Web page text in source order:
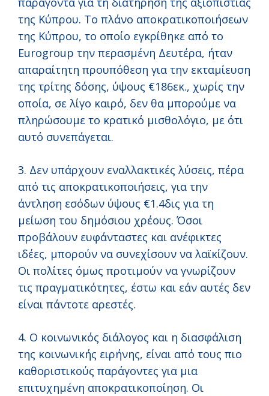
της Κύπρου. Το πλάνο αποκρατικοποιήσεων
της Κύπρου, το οποίο εγκρίθηκε από το
Eurogroup την περασμένη Δευτέρα, ήταν
απαραίτητη προυπόθεση για την εκταμίευση
της τρίτης δόσης, ύψους €186εκ., χωρίς την
οποία, σε λίγο καιρό, δεν θα μπορούμε να
πληρώσουμε το κρατικό μισθολόγιο, με ότι
αυτό συνεπάγεται.
3. Δεν υπάρχουν εναλλακτικές λύσεις, πέρα
από τις αποκρατικοποιήσεις, για την
άντληση εσόδων ύψους €1.4δις για τη
μείωση του δημόσιου χρέους. Όσοι
προβάλουν ευφάνταστες και ανέφικτες
ιδέες, μπορούν να συνεχίσουν να λαϊκίζουν.
Οι πολίτες όμως προτιμούν να γνωρίζουν
τις πραγματικότητες, έστω και εάν αυτές δεν
είναι πάντοτε αρεστές.
4. Ο κοινωνικός διάλογος και η διασφάλιση
της κοινωνικής ειρήνης, είναι από τους πιο
καθοριστικούς παράγοντες για μια
επιτυχημένη αποκρατικοποίηση. Οι